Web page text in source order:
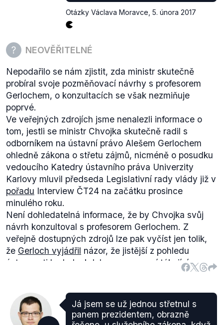
soudů. Více o samotném průběhu řízení se dozvíte
přímo na webových
Otázky Václava Moravce 5. února 2017
NEOVĚŘITELNÉ
Nepodařilo se nám zjistit, zda ministr skutečně
probíral svoje pozměňovací návrhy s profesorem
Gerlochem, o konzultacích se však nezmiňuje
poprvé.
Ve veřejných zdrojích jsme nenalezli informace o
tom, jestli se ministr Chvojka skutečně radil s
odborníkem na ústavní právo Alešem Gerlochem
ohledně zákona o střetu zájmů, nicméně o posudku
vedoucího Katedry ústavního práva Univerzity
Karlovy mluvil předseda Legislativní rady vlády již v
pořadu Interview ČT24 na začátku prosince
minulého roku.
Není dohledatelná informace, že by Chvojka svůj
návrh konzultoval s profesorem Gerlochem. Z
veřejně dostupných zdrojů lze pak vyčíst jen tolik,
že Gerloch vyjádřil názor, že jistější z pohledu
ústavnosti by bylo, kdyby se omezení týkající se
vlastnictví médií vztáhla až na nově jmenované
konzultacích mezi předkladatelem a profesorem
Gerlochem, jakož i jeho názoru na danou
problematiku, je výrok označen za neověřitelný.
Já jsem se už jednou střetnul s
panem prezidentem, obrazně